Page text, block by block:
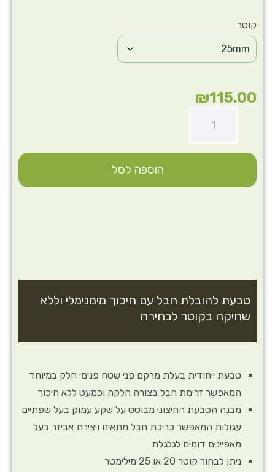
טבעת להובלת חבל עם חיכוך מימנימלי וללא
שחיקה בקוטר לבחירה
טבעת ייחודית בעלת מרקם פני שטח פנימי חלק במיוחד
המאפשר זרימת חבל בצורה חלקה וכמעט ללא חיכוך
מבנה הטבעת החיצוני מבוסס על שקע עמוק בעל שפתיים
עגולות המאפשר כריכת חבל מתאים ויצירת אביזר בעל
מאפיינים דומים לגלגלת
ניתן לבחור קוטר 20 או 25 מילימטר
קוטר
₪115.00
הוספה לסל